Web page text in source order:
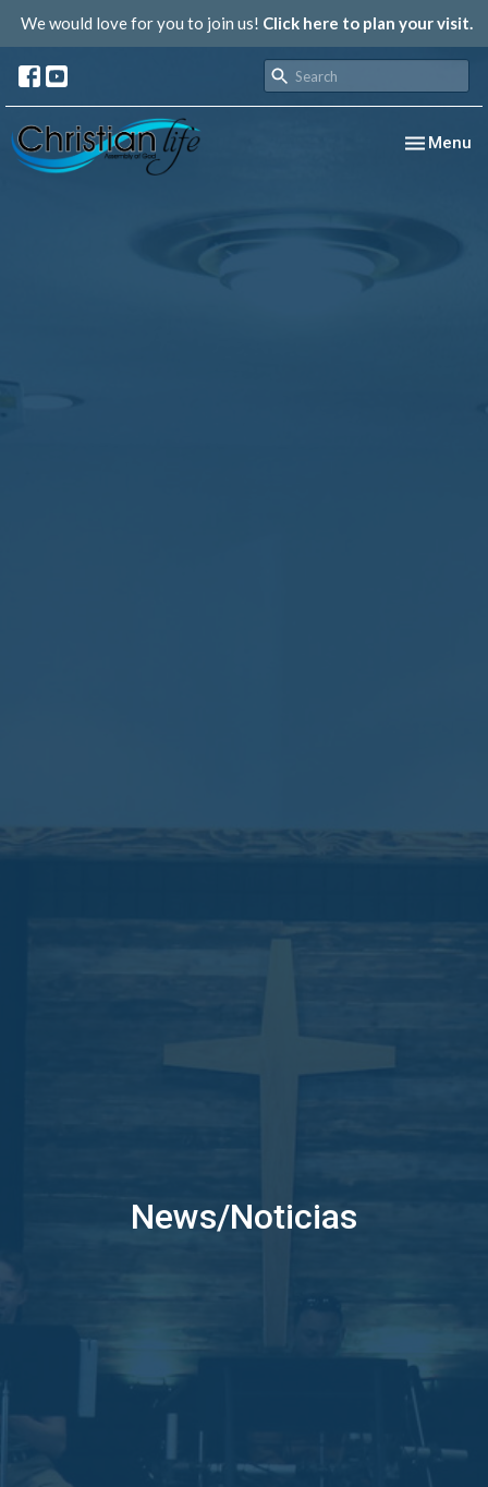
We would love for you to join us! Click here to plan your visit.
Toggle
Menu
News/Noticias